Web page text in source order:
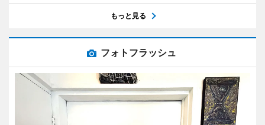
もっと見る
フォトフラッシュ